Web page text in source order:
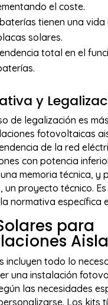
el coste.
tienen una vida
solares.
total en el
y
de legalización es
fotovoltaicas
de la red
con potencia
memoria técnica, y
un proyecto técnico.
normativa específica
para
incluyen todo lo
una instalación
las necesidades
Los kits